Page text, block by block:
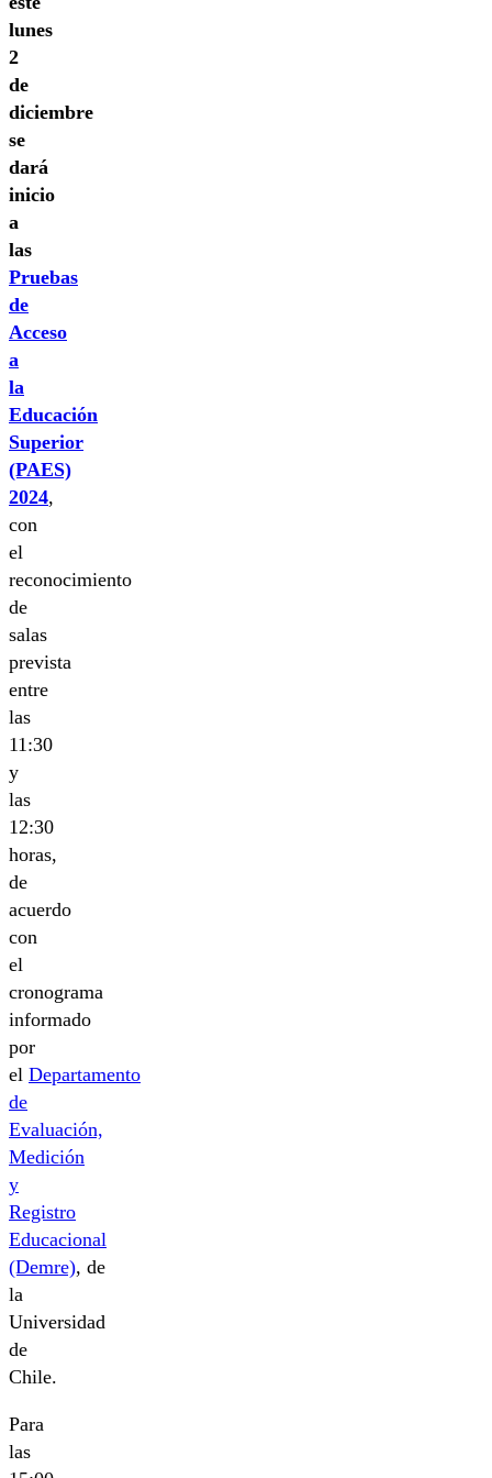
lunes
2
de
diciembre
se
dará
inicio
a
las
Pruebas
de
Acceso
a
la
Educación
Superior
(PAES)
2024,
con
el
reconocimiento
de
salas
prevista
entre
las
11:30
y
las
12:30
horas,
de
acuerdo
con
el
cronograma
informado
por
el Departamento
de
Evaluación,
Medición
y
Registro
Educacional
(Demre), de
la
Universidad
de
Chile.
Para
las